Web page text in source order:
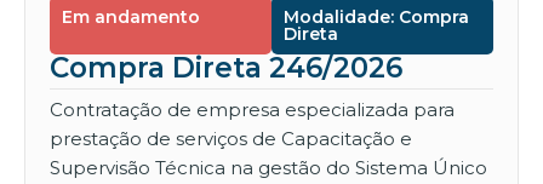
Em andamento Modalidade: Compra
Direta
Compra Direta 246/2026
Contratação de empresa especializada para
prestação de serviços de Capacitação e
Supervisão Técnica na gestão do Sistema Único